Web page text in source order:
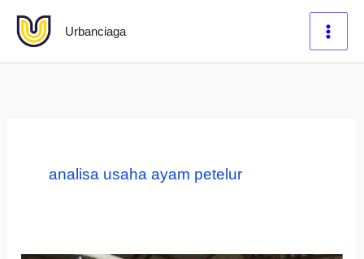
Lewati
konten
Urbanciaga
analisa usaha ayam petelur